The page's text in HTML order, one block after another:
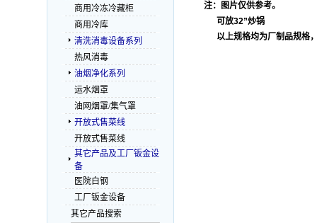
商用冷冻冷藏柜
商用冷库
清洗消毒设备系列
热风消毒
油烟净化系列
运水烟罩
油网烟罩/集气罩
开放式售菜线
开放式售菜线
其它产品及工厂钣金设
备
医院白钢
工厂钣金设备
其它产品搜索
注：图片仅供参考。
可放32”炒锅
以上规格均为厂制品规格